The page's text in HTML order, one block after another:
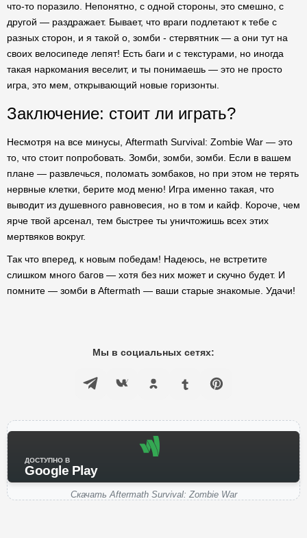
что-то поразило. Непонятно, с одной стороны, это смешно, с
другой — раздражает. Бывает, что враги подлетают к тебе с
разных сторон, и я такой о, зомби - стервятник — а они тут на
своих велосипеде лепят! Есть баги и с текстурами, но иногда
такая наркомания веселит, и ты понимаешь — это не просто
игра, это мем, открывающий новые горизонты.
Заключение: стоит ли играть?
Несмотря на все минусы, Aftermath Survival: Zombie War — это
то, что стоит попробовать. Зомби, зомби, зомби. Если в вашем
плане — развлечься, поломать зомбаков, но при этом не терять
нервные клетки, берите мод меню! Игра именно такая, что
выводит из душевного равновесия, но в том и кайф. Короче, чем
ярче твой арсенал, тем быстрее ты уничтожишь всех этих
мертвяков вокруг.
Так что вперед, к новым победам! Надеюсь, не встретите
слишком много багов — хотя без них может и скучно будет. И
помните — зомби в Aftermath — ваши старые знакомые. Удачи!
Мы в социальных сетях:
ДОСТУПНО В
Google Play
Скачать Aftermath Survival: Zombie War